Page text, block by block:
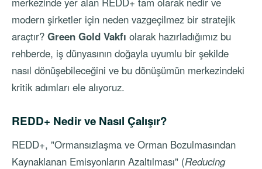
modern şirketler için neden vazgeçilmez bir stratejik
araçtır? Green Gold Vakfı olarak hazırladığımız bu
rehberde, iş dünyasının doğayla uyumlu bir şekilde
nasıl dönüşebileceğini ve bu dönüşümün merkezindeki
kritik adımları ele alıyoruz.
REDD+ Nedir ve Nasıl Çalışır?
REDD+, "Ormansızlaşma ve Orman Bozulmasından
Kaynaklanan Emisyonların Azaltılması" (Reducing